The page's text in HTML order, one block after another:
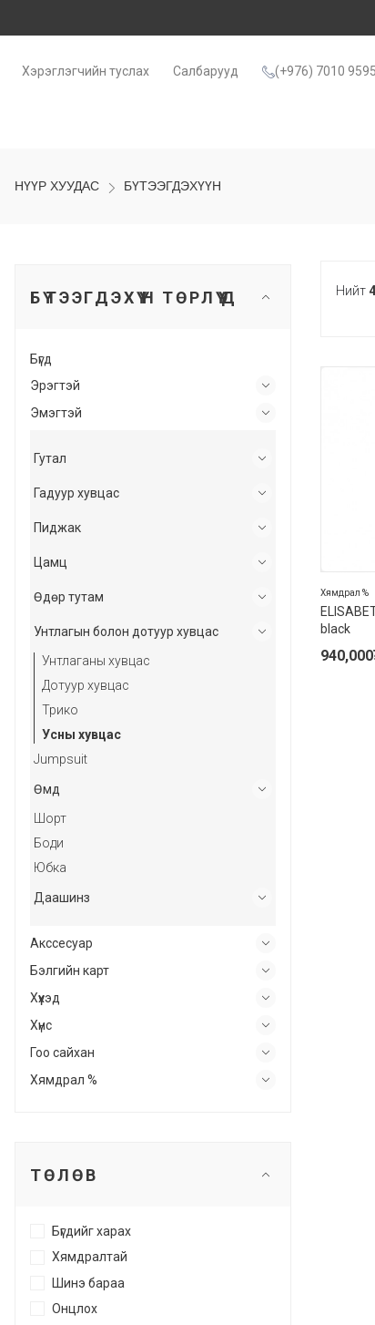
Хэрэглэгчийн туслах Салбарууд (+976) 7010 9595
НҮҮР ХУУДАС БҮТЭЭГДЭХҮҮН
БҮТЭЭГДЭХҮҮН ТӨРЛҮҮД
Бүгд
Эрэгтэй
Эмэгтэй
Гутал
Гадуур хувцас
Пиджак
Цамц
Өдөр тутам
Унтлагын болон дотуур хувцас
Унтлаганы хувцас
Дотуур хувцас
Трико
Усны хувцас
Jumpsuit
Өмд
Шорт
Боди
Юбка
Даашинз
Акссесуар
Бэлгийн карт
Хүүхэд
Хүнс
Гоо сайхан
Хямдрал %
ТӨЛӨВ
Бүгдийг харах
Хямдралтай
Шинэ бараа
Онцлох
Нийт4
black
Хямдрал %
940,000